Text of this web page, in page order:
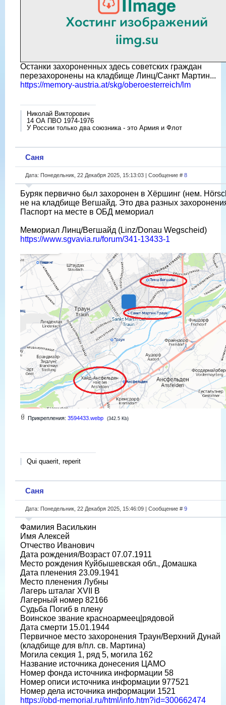
Останки захороненных здесь советских граждан
перезахоронены на кладбище Линц/Санкт Мартин...
https://memory-austria.at/skg/oberoesterreich/lm
Николай Викторович
14 ОА ПВО 1974-1976
У России только два союзника - это Армия и Флот
Саня
Дата: Понедельник, 22 Декабря 2025, 15:13:03 | Сообщение # 8
Буряк первично был захоронен в Хёршинг (нем.
не на кладбище Вегшайд. Это два разных
Паспорт на месте в ОБД мемориал
Мемориал Линц/Вегшайд (Linz/Donau Wegscheid)
https://www.sgvavia.ru/forum/341-13433-1
Прикрепления: 3594433.webp (342.5 Kb)
Qui quaerit, reperit
Саня
Дата: Понедельник, 22 Декабря 2025, 15:46:09 | Сообщение # 9
Фамилия Василькин
Имя Алексей
Отчество Иванович
Дата рождения/Возраст 07.07.1911
Место рождения Куйбышевская обл., Домашка
Дата пленения 23.09.1941
Место пленения Лубны
Лагерь шталаг XVII B
Лагерный номер 82166
Судьба Погиб в плену
Воинское звание красноармеец|рядовой
Дата смерти 15.01.1944
Первичное место захоронения Траун/Верхний Дунай
(кладбище для в/пл. св. Мартина)
Могила секция 1, ряд 5, могила 162
Название источника донесения ЦАМО
Номер фонда источника информации 58
Номер описи источника информации 977521
Номер дела источника информации 1521
https://obd-memorial.ru/html/info.htm?id=300662474